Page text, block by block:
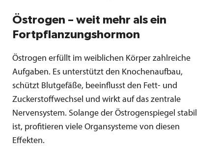
Östrogen – weit mehr als ein
Fortpflanzungshormon
Östrogen erfüllt im weiblichen Körper zahlreiche
Aufgaben. Es unterstützt den Knochenaufbau,
schützt Blutgefäße, beeinflusst den Fett- und
Zuckerstoffwechsel und wirkt auf das zentrale
Nervensystem. Solange der Östrogenspiegel stabil
ist, profitieren viele Organsysteme von diesen
Effekten.